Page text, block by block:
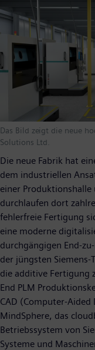
Das Bild zeigt die neue
Solutions Ltd.
Die neue Fabrik hat
dem industriellen
einer
durchlaufen dort
fehlerfreie Fertigung
eine moderne
durchgängigen End-
der jüngsten
die additive Fertigung
End PLM
CAD (Computer-Aided
MindSphere, das
Betriebssystem von
Systeme und